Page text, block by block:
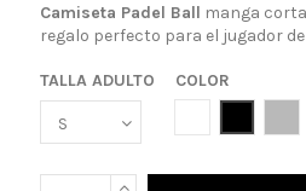
Camiseta Padel Ball manga
regalo perfecto para el jugador
TALLA ADULTO
COLOR